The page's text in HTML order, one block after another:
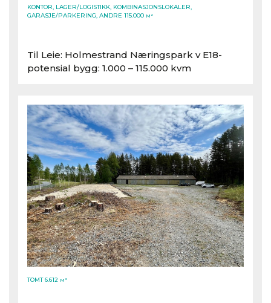
KONTOR, LAGER/LOGISTIKK, KOMBINASJONSLOKALER,
GARASJE/PARKERING, ANDRE 115.000 M²
Til Leie: Holmestrand Næringspark v E18-
potensial bygg: 1.000 – 115.000 kvm
TOMT 6.612 M²